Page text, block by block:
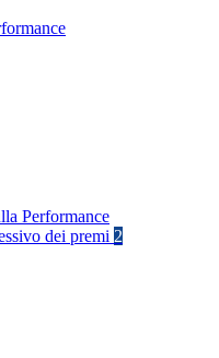
Performance
dei premi 2